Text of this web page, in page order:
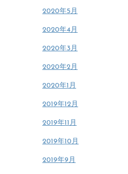
2020年5月
2020年4月
2020年3月
2020年2月
2020年1月
2019年12月
2019年11月
2019年10月
2019年9月